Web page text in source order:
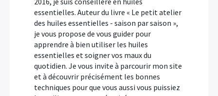
essentielles. Auteur du livre « Le petit atelier
des huiles essentielles - saison par saison »,
je vous propose de vous guider pour
apprendre à bien utiliser les huiles
essentielles et soigner vos maux du
quotidien. Je vous invite à parcourir mon site
et à découvrir précisément les bonnes
techniques pour que vous aussi vous puissiez
×